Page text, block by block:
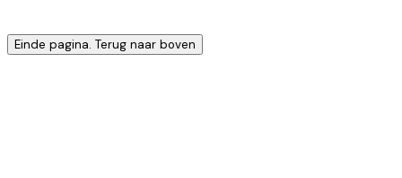
Einde pagina. Terug naar boven